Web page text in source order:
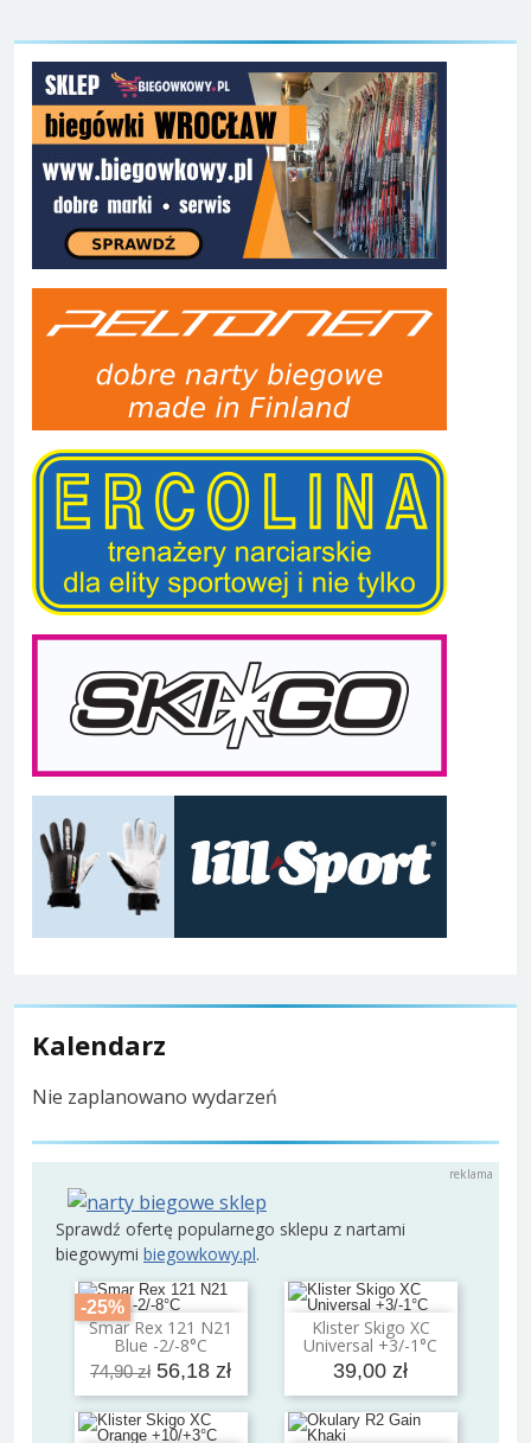
Kalendarz
Nie zaplanowano wydarzeń
Sprawdź ofertę popularnego sklepu z nartami
biegowymi biegowkowy.pl.
-25%
Smar Rex 121 N21
Blue -2/-8°C
74,90 zł 56,18 zł
Dodaj do koszyka Klister Skigo XC
Universal +3/-1°C
39,00 zł
Dodaj do koszyka